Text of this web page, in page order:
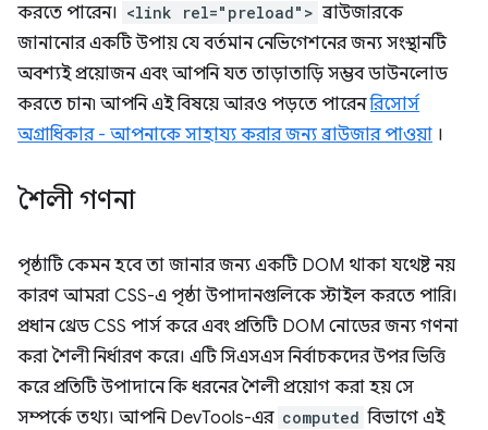
করতে পারেন। <link rel="preload"> ব্রাউজারকে
জানানোর একটি উপায় যে বর্তমান নেভিগেশনের জন্য সংস্থানটি
অবশ্যই প্রয়োজন এবং আপনি যত তাড়াতাড়ি সম্ভব ডাউনলোড
করতে চান৷ আপনি এই বিষয়ে আরও পড়তে পারেনরিসোর্স
অগ্রাধিকার - আপনাকে সাহায্য করার জন্য ব্রাউজার পাওয়া ।
শৈলী গণনা
পৃষ্ঠাটি কেমন হবে তা জানার জন্য একটি DOM থাকা যথেষ্ট নয়
কারণ আমরা CSS-এ পৃষ্ঠা উপাদানগুলিকে স্টাইল করতে পারি।
প্রধান থ্রেড CSS পার্স করে এবং প্রতিটি DOM নোডের জন্য গণনা
করা শৈলী নির্ধারণ করে। এটি সিএসএস নির্বাচকদের উপর ভিত্তি
করে প্রতিটি উপাদানে কি ধরনের শৈলী প্রয়োগ করা হয় সে
সম্পর্কে তথ্য। আপনি DevTools-এর computed বিভাগে এই